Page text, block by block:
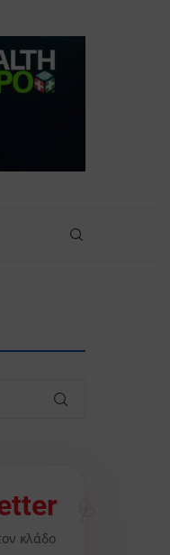
κλάδο